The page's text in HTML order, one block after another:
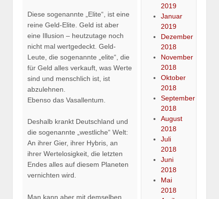
Diese sogenannte „Elite“, ist eine
reine Geld-Elite. Geld ist aber
eine Illusion – heutzutage noch
nicht mal wertgedeckt. Geld-
Leute, die sogenannte „elite“, die
für Geld alles verkauft, was Werte
sind und menschlich ist, ist
abzulehnen.
Ebenso das Vasallentum.
Deshalb krankt Deutschland und
die sogenannte „westliche“ Welt:
An ihrer Gier, ihrer Hybris, an
ihrer Wertelosigkeit, die letzten
Endes alles auf diesem Planeten
vernichten wird.
Man kann aber mit demselben
2019
Januar
2019
Dezember
2018
November
2018
Oktober
2018
September
2018
August
2018
Juli
2018
Juni
2018
Mai
2018